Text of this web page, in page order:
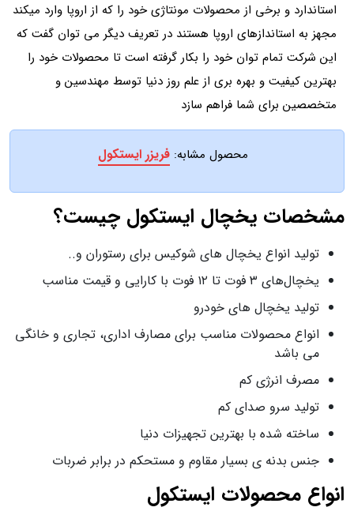
استاندارد و برخی از محصولات مونتاژی خود را که از اروپا وارد میکند
مجهز به استاندازهای اروپا هستند در تعریف دیگر می توان گفت که
این شرکت تمام توان خود را بکار گرفته است تا محصولات خود را
بهترین کیفیت و بهره بری از علم روز دنیا توسط مهندسین و
متخصصین برای شما فراهم سازد
محصول مشابه: فریزر ایستکول
مشخصات یخچال ایستکول چیست؟
تولید انواع یخچال های شوکیس برای رستوران و..
یخچال‌های ۳ فوت تا ۱۲ فوت با کارایی و قیمت مناسب
تولید یخچال های خودرو
انواع محصولات مناسب برای مصارف اداری، تجاری و خانگی
می باشد
مصرف انرژی کم
تولید سرو صدای کم
ساخته شده با بهترین تجهیزات دنیا
جنس بدنه ی بسیار مقاوم و مستحکم در برابر ضربات
انواع محصولات ایستکول